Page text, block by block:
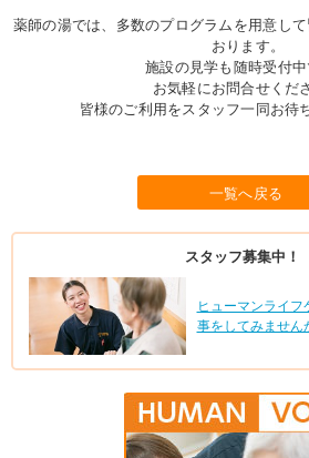
薬師の湯では、多数のプログラムを用意し
おります。
施設の見学も随時受付中
お気軽にお問合せくだ
皆様のご利用をスタッフ一同お待
一覧へ戻る
スタッフ募集中！
ヒューマンライ
事をしてみません